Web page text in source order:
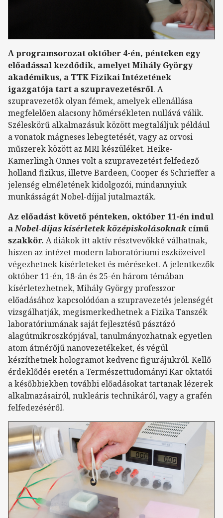
A programsorozat október 4-én, pénteken egy
előadással kezdődik, amelyet Mihály György
akadémikus, a TTK Fizikai Intézetének
igazgatója tart a szupravezetésről. A
szupravezetők olyan fémek, amelyek ellenállása
megfelelően alacsony hőmérsékleten nullává válik.
Széleskörű alkalmazásuk között megtaláljuk például
a vonatok mágneses lebegtetését, vagy az orvosi
műszerek között az MRI készüléket. Heike-
Kamerlingh Onnes volt a szupravezetést felfedező
holland fizikus, illetve Bardeen, Cooper és Schrieffer a
jelenség elméletének kidolgozói, mindannyiuk
munkásságát Nobel-díjjal jutalmazták.
Az előadást követő pénteken, október 11-én indul
aNobel-díjas kísérletek középiskolásoknak című
szakkör. A diákok itt aktív résztvevőkké válhatnak,
hiszen az intézet modern laboratóriumi eszközeivel
végezhetnek kísérleteket és méréseket. A jelentkezők
október 11-én, 18-án és 25-én három témában
kísérletezhetnek, Mihály György professzor
előadásához kapcsolódóan a szupravezetés jelenségét
vizsgálhatják, megismerkedhetnek a Fizika Tanszék
laboratóriumának saját fejlesztésű pásztázó
alagútmikroszkópjával, tanulmányozhatnak egyetlen
atom átmérőjű nanovezetékeket, és végül
készíthetnek hologramot kedvenc figurájukról. Kellő
érdeklődés esetén a Természettudományi Kar oktatói
a későbbiekben további előadásokat tartanak lézerek
alkalmazásairól, nukleáris technikáról, vagy a grafén
felfedezéséről.